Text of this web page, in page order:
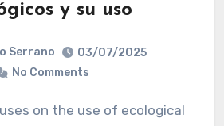
y su uso
Serrano
03/07/2025
No Comments